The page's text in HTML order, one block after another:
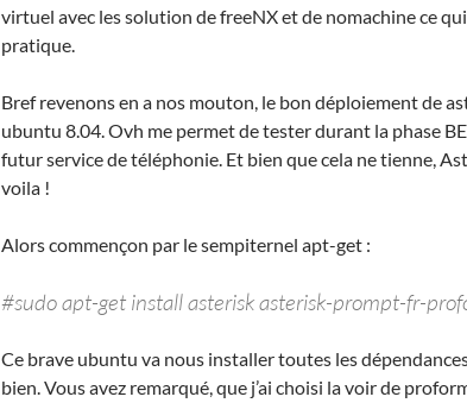
virtuel avec les solution de freeNX et de nomachine ce
pratique.
Bref revenons en a nos mouton, le bon déploiement de
ubuntu 8.04. Ovh me permet de tester durant la phase
futur service de téléphonie. Et bien que cela ne tienne,
voila !
Alors commençon par le sempiternel apt-get :
#sudo apt-get install asterisk asterisk-prompt-fr-
Ce brave ubuntu va nous installer toutes les
bien. Vous avez remarqué, que j’ai choisi la voir de